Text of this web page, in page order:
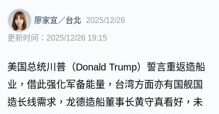
廖家宜 ／台北 2025/12/26
更新时间：2025/12/26 19:15
美国总统川普（Donald Trump）誓言重返造船
业，借此强化军备能量，台湾方面亦有国舰国
造长线需求，龙德造船董事长黄守真看好，未